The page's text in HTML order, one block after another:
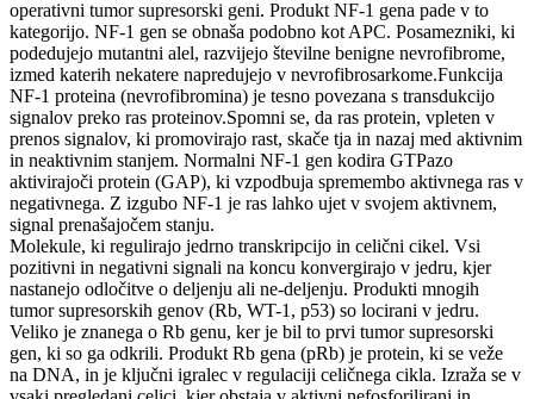
operativni tumor supresorski geni. Produkt NF-1 gena pade v to
kategorijo. NF-1 gen se obnaša podobno kot APC. Posamezniki, ki
podedujejo mutantni alel, razvijejo številne benigne nevrofibrome,
izmed katerih nekatere napredujejo v nevrofibrosarkome.Funkcija
NF-1 proteina (nevrofibromina) je tesno povezana s transdukcijo
signalov preko ras proteinov.Spomni se, da ras protein, vpleten v
prenos signalov, ki promovirajo rast, skače tja in nazaj med aktivnim
in neaktivnim stanjem. Normalni NF-1 gen kodira GTPazo
aktivirajoči protein (GAP), ki vzpodbuja spremembo aktivnega ras v
negativnega. Z izgubo NF-1 je ras lahko ujet v svojem aktivnem,
signal prenašajočem stanju.
Molekule, ki regulirajo jedrno transkripcijo in celični cikel. Vsi
pozitivni in negativni signali na koncu konvergirajo v jedru, kjer
nastanejo odločitve o deljenju ali ne-deljenju. Produkti mnogih
tumor supresorskih genov (Rb, WT-1, p53) so locirani v jedru.
Veliko je znanega o Rb genu, ker je bil to prvi tumor supresorski
gen, ki so ga odkrili. Produkt Rb gena (pRb) je protein, ki se veže
na DNA, in je ključni igralec v regulaciji celičnega cikla. Izraža se v